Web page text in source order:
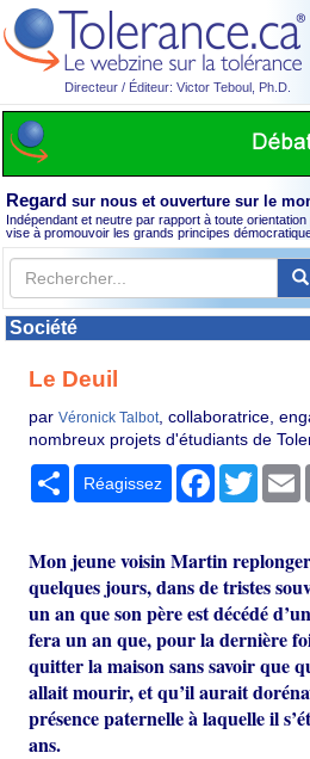
Directeur / Éditeur: Victor Teboul, Ph.D.
Regard sur nous et ouverture sur le
Indépendant et neutre par rapport à toute
vise à promouvoir les grands principes
Société
Le Deuil
parVéronick Talbot , collaboratrice,
nombreux projets d'étudiants de
Partager
Réagissez Facebook
Twitter
Mon jeune voisin Martin
quelques jours, dans de tristes
un an que son père est décédé
fera un an que, pour la dernière
quitter la maison sans savoir que
allait mourir, et qu’il aurait
présence paternelle à laquelle il
ans.